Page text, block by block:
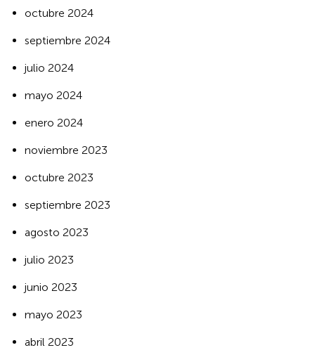
octubre 2024
septiembre 2024
julio 2024
mayo 2024
enero 2024
noviembre 2023
octubre 2023
septiembre 2023
agosto 2023
julio 2023
junio 2023
mayo 2023
abril 2023